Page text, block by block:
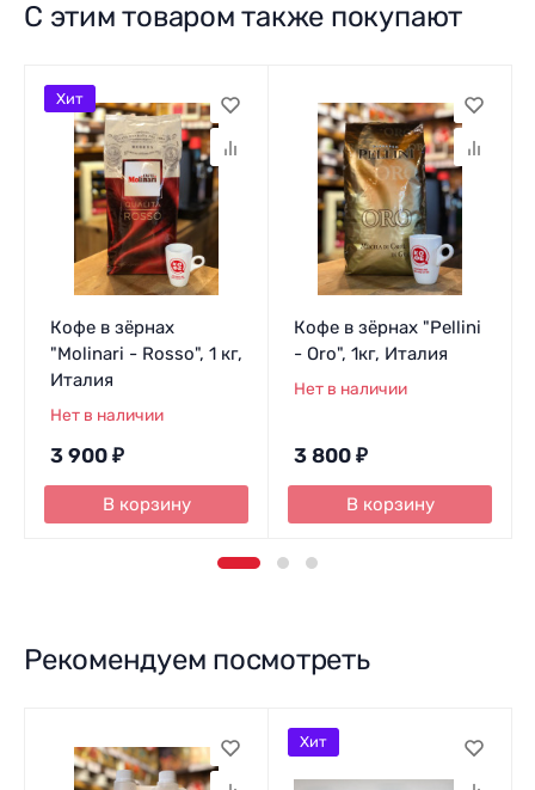
С этим товаром также покупают
Кофе в зёрнах
"Molinari - Rosso", 1 кг,
Италия
Нет в наличии
3 900 ₽
В корзину
Хит
Кофе в зёрнах "Pellini
- Oro", 1кг, Италия
Нет в наличии
3 800 ₽
В корзину
Рекомендуем посмотреть
Хит